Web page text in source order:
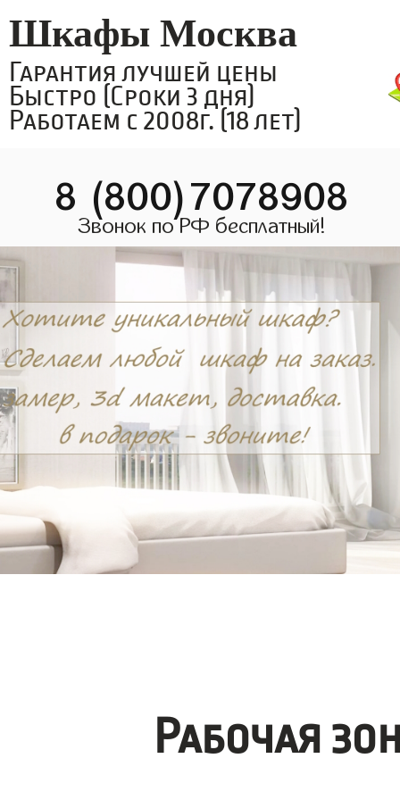
Шкафы Москва
Гарантия лучшей цены
Быстро (Сроки 3 дня)
Работаем с 2008г. (18 лет)
8 (800)7078908
Звонок по РФ бесплатный!
Рабочая